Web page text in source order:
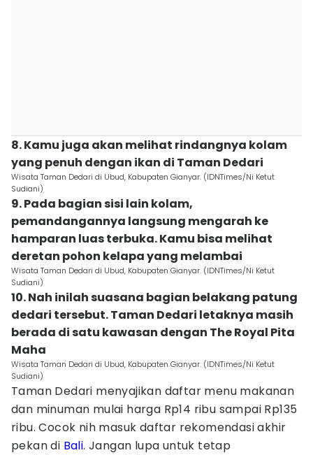
8. Kamu juga akan melihat rindangnya kolam
yang penuh dengan ikan di Taman Dedari
Wisata Taman Dedari di Ubud, Kabupaten Gianyar. (IDNTimes/Ni Ketut
Sudiani)
9. Pada bagian sisi lain kolam,
pemandangannya langsung mengarah ke
hamparan luas terbuka. Kamu bisa melihat
deretan pohon kelapa yang melambai
Wisata Taman Dedari di Ubud, Kabupaten Gianyar. (IDNTimes/Ni Ketut
Sudiani)
10. Nah inilah suasana bagian belakang patung
dedari tersebut. Taman Dedari letaknya masih
berada di satu kawasan dengan The Royal Pita
Maha
Wisata Taman Dedari di Ubud, Kabupaten Gianyar. (IDNTimes/Ni Ketut
Sudiani)
Taman Dedari menyajikan daftar menu makanan
dan minuman mulai harga Rp14 ribu sampai Rp135
ribu. Cocok nih masuk daftar rekomendasi akhir
pekan di Bali. Jangan lupa untuk tetap